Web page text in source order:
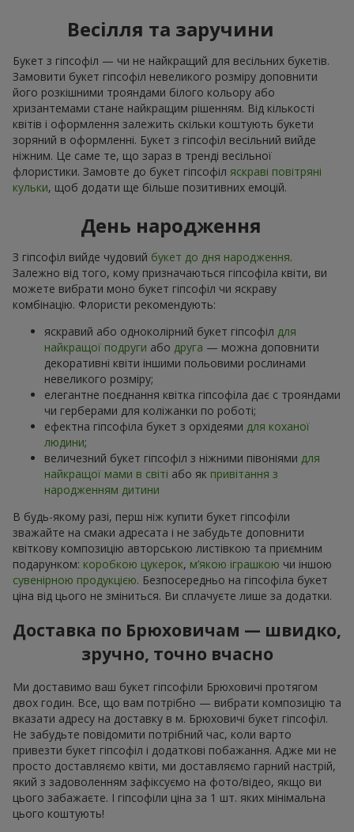
Весілля та заручини
Букет з гіпсофіл — чи не найкращий для весільних букетів.
Замовити букет гіпсофіл невеликого розміру доповнити
його розкішними трояндами білого кольору або
хризантемами стане найкращим рішенням. Від кількості
квітів і оформлення залежить скільки коштують букети
зоряний в оформленні. Букет з гіпсофіл весільний вийде
ніжним. Це саме те, що зараз в тренді весільної
флористики. Замовте до букет гіпсофіл яскраві повітряні
кульки, щоб додати ще більше позитивних емоцій.
День народження
З гіпсофіл вийде чудовий букет до дня народження.
Залежно від того, кому призначаються гіпсофіла квіти, ви
можете вибрати моно букет гіпсофіл чи яскраву
комбінацію. Флористи рекомендують:
яскравий або одноколірний букет гіпсофіл для
найкращої подруги або друга — можна доповнити
декоративні квіти іншими польовими рослинами
невеликого розміру;
елегантне поєднання квітка гіпсофіла дає с трояндами
чи герберами для коліжанки по роботі;
ефектна гіпсофіла букет з орхідеями для коханої
людини;
величезний букет гіпсофіл з ніжними півоніями для
найкращої мами в світі або як привітання з
народженням дитини
В будь-якому разі, перш ніж купити букет гіпсофіли
зважайте на смаки адресата і не забудьте доповнити
квіткову композицію авторською листівкою та приємним
подарунком: коробкою цукерок, м’якою іграшкою чи іншою
сувенірною продукцією. Безпосередньо на гіпсофіла букет
ціна від цього не зміниться. Ви сплачуєте лише за додатки.
Доставка по Брюховичам — швидко,
зручно, точно вчасно
Ми доставимо ваш букет гіпсофіли Брюховичі протягом
двох годин. Все, що вам потрібно — вибрати композицію та
вказати адресу на доставку в м. Брюховичі букет гіпсофіл.
Не забудьте повідомити потрібний час, коли варто
привезти букет гіпсофіл і додаткові побажання. Адже ми не
просто доставляємо квіти, ми доставляємо гарний настрій,
який з задоволенням зафіксуємо на фото/відео, якщо ви
цього забажаєте. І гіпсофіли ціна за 1 шт. яких мінімальна
цього коштують!